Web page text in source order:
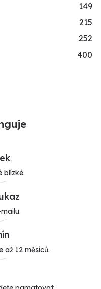
149
215
252
400
blízké.
až 12 měsíců.